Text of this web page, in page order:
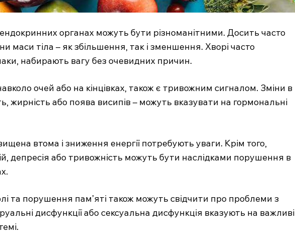
органах можуть бути різноманітними. Досить часто
маси тіла – як збільшення, так і зменшення. Хворі часто
набирають вагу без очевидних причин.
очей або на кінцівках, також є тривожним сигналом. Зміни в
жирність або поява висипів – можуть вказувати на гормональні
втома і зниження енергії потребують уваги. Крім того,
депресія або тривожність можуть бути наслідками порушення в
та порушення пам’яті також можуть свідчити про проблеми з
дисфункції або сексуальна дисфункція вказують на важливі